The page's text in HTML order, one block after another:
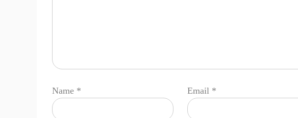
Name * Email *